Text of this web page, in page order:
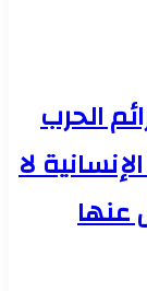
الحرب
لا
عنها